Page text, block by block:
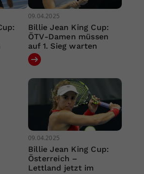
09.04.2025
Billie Jean King Cup:
ÖTV-Damen müssen
auf 1. Sieg warten
09.04.2025
Billie Jean King Cup:
Österreich –
Lettland jetzt im